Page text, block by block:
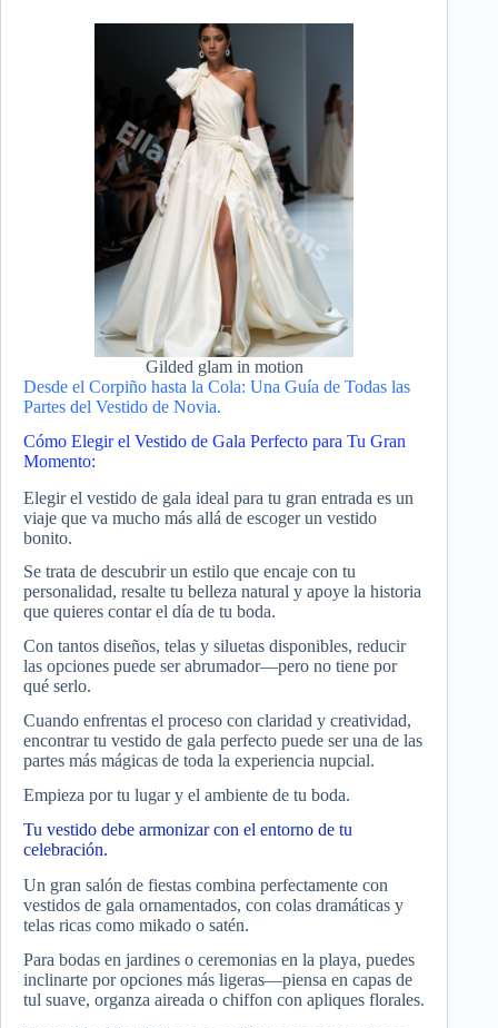
Gilded glam in motion
Desde el Corpiño hasta la Cola: Una Guía de Todas las
Partes del Vestido de Novia.
Cómo Elegir el Vestido de Gala Perfecto para Tu Gran
Momento:
Elegir el vestido de gala ideal para tu gran entrada es un
viaje que va mucho más allá de escoger un vestido
bonito.
Se trata de descubrir un estilo que encaje con tu
personalidad, resalte tu belleza natural y apoye la historia
que quieres contar el día de tu boda.
Con tantos diseños, telas y siluetas disponibles, reducir
las opciones puede ser abrumador—pero no tiene por
qué serlo.
Cuando enfrentas el proceso con claridad y creatividad,
encontrar tu vestido de gala perfecto puede ser una de las
partes más mágicas de toda la experiencia nupcial.
Empieza por tu lugar y el ambiente de tu boda.
Tu vestido debe armonizar con el entorno de tu
celebración.
Un gran salón de fiestas combina perfectamente con
vestidos de gala ornamentados, con colas dramáticas y
telas ricas como mikado o satén.
Para bodas en jardines o ceremonias en la playa, puedes
inclinarte por opciones más ligeras—piensa en capas de
tul suave, organza aireada o chiffon con apliques florales.